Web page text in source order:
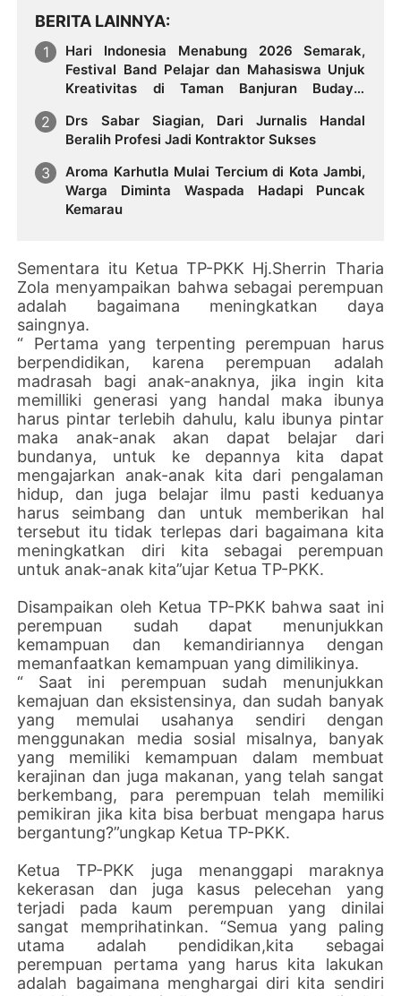
BERITA LAINNYA
Hari Indonesia Menabung 2026 Semarak,
Festival Band Pelajar dan Mahasiswa Unjuk
Kreativitas di Taman Banjuran Budayo,
Drs Sabar Siagian, Dari Jurnalis Handal
Beralih Profesi Jadi Kontraktor Sukses
Aroma Karhutla Mulai Tercium di Kota Jambi,
Warga Diminta Waspada Hadapi Puncak
Kemarau
Sementara itu Ketua TP-PKK Hj.Sherrin Tharia
Zola menyampaikan bahwa sebagai perempuan
adalah bagaimana meningkatkan daya
saingnya.
“ Pertama yang terpenting perempuan harus
berpendidikan, karena perempuan adalah
madrasah bagi anak-anaknya, jika ingin kita
memilliki generasi yang handal maka ibunya
harus pintar terlebih dahulu, kalu ibunya pintar
maka anak-anak akan dapat belajar dari
bundanya, untuk ke depannya kita dapat
mengajarkan anak-anak kita dari pengalaman
hidup, dan juga belajar ilmu pasti keduanya
harus seimbang dan untuk memberikan hal
tersebut itu tidak terlepas dari bagaimana kita
meningkatkan diri kita sebagai perempuan
untuk anak-anak kita”ujar Ketua TP-PKK.
Disampaikan oleh Ketua TP-PKK bahwa saat ini
perempuan sudah dapat menunjukkan
kemampuan dan kemandiriannya dengan
memanfaatkan kemampuan yang dimilikinya.
“ Saat ini perempuan sudah menunjukkan
kemajuan dan eksistensinya, dan sudah banyak
yang memulai usahanya sendiri dengan
menggunakan media sosial misalnya, banyak
yang memiliki kemampuan dalam membuat
kerajinan dan juga makanan, yang telah sangat
berkembang, para perempuan telah memiliki
pemikiran jika kita bisa berbuat mengapa harus
bergantung?”ungkap Ketua TP-PKK.
Ketua TP-PKK juga menanggapi maraknya
kekerasan dan juga kasus pelecehan yang
terjadi pada kaum perempuan yang dinilai
sangat memprihatinkan. “Semua yang paling
utama adalah pendidikan,kita sebagai
perempuan pertama yang harus kita lakukan
adalah bagaimana menghargai diri kita sendiri